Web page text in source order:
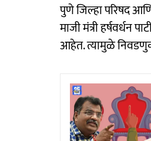
पुणे जिल्हा परिषद
माजी मंत्री हर्षवर्धन
आहेत. त्यामुळे